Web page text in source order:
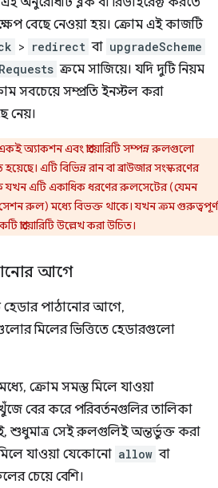
বেছে নেওয়া হয়। ক্রোম এই কাজটি
> redirect বা upgradeScheme
ক্রমে সাজিয়ে। যদি দুটি নিয়ম
সবচেয়ে সম্প্রতি ইনস্টল করা
নেয়।
একই অ্যাকশন এবং প্রায়োরিটি সম্পন্ন রুলগুলো
এটি বিভিন্ন রান বা ব্রাউজার সংস্করণের
যখন এটি একাধিক ধরণের রুলসেটের (যেমন
রুল) মধ্যে বিভক্ত থাকে। যখন ক্রম গুরুত্বপূর্ণ,
প্রায়োরিটি উল্লেখ করা উচিত।
আগে
হেডার পাঠানোর আগে,
মিলের ভিত্তিতে হেডারগুলো
ক্রোম সমস্ত মিলে যাওয়া
বের করে পরিবর্তনগুলির তালিকা
শুধুমাত্র সেই রুলগুলিই অন্তর্ভুক্ত করা
যাওয়া যেকোনো allow বা
চেয়ে বেশি।